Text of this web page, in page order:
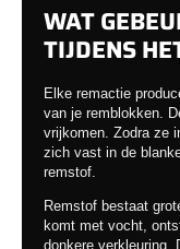
WAT
TIJDENS
Elke remactie
van je remblokken.
vrijkomen. Zodra ze
zich vast in de
remstof.
Remstof bestaat
komt met vocht,
donkere verkleuring.